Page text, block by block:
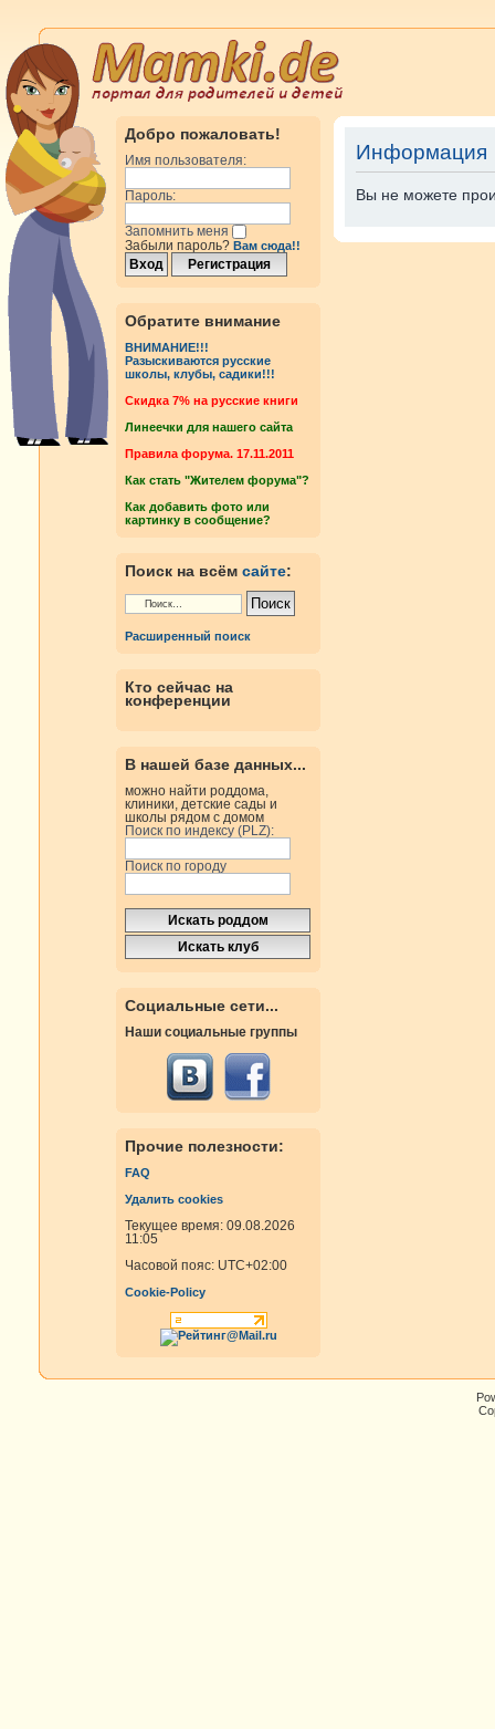
Добро пожаловать!
Имя пользователя:
Пароль:
Запомнить меня
Забыли пароль? Вам сюда!!
Обратите внимание
ВНИМАНИЕ!!!
Разыскиваются русские
школы, клубы, садики!!!
Cкидка 7% на русские книги
Линеечки для нашего сайта
Правила форума. 17.11.2011
Как стать "Жителем форума"?
Как добавить фото или
картинку в сообщение?
Поиск на всём сайте:
Расширенный поиск
Кто сейчас на
конференции
В нашей базе данных...
можно найти роддома,
клиники, детские сады и
школы рядом с домом
Поиск по индексу (PLZ):
Поиск по городу
Социальные сети...
Наши социальные группы
Прочие полезности:
FAQ
Удалить cookies
Текущее время: 09.08.2026
11:05
Часовой пояс: UTC+02:00
Cookie-Policy
Информация
Вы не можете